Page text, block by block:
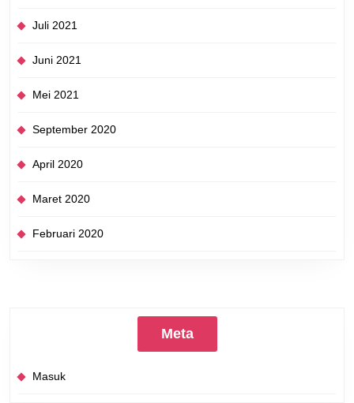
Juli 2021
Juni 2021
Mei 2021
September 2020
April 2020
Maret 2020
Februari 2020
Meta
Masuk